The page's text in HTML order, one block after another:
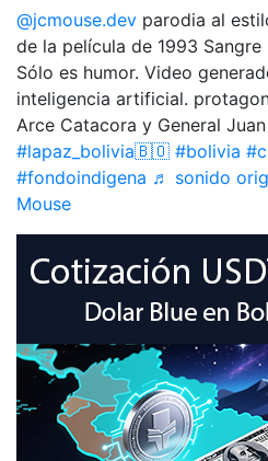
@jcmouse.dev parodia al
de la película de 1993 Sangre
Sólo es humor. Video
inteligencia artificial.
Arce Catacora y General
#lapaz_bolivia🇧🇴 #bolivia
#fondoindigena ♬ sonido
Mouse